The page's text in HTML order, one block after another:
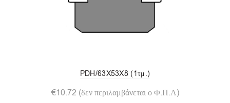
PDH/63X53X8 (1τμ.)
€10.72 (δεν περιλαμβάνεται ο Φ.Π.Α)